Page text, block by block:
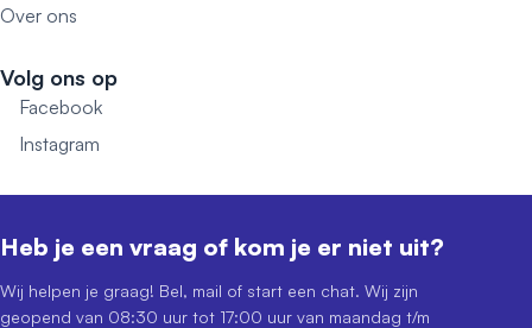
Over ons
Volg ons op
Facebook
Instagram
Heb je een vraag of kom je er niet uit?
Wij helpen je graag! Bel, mail of start een chat. Wij zijn
geopend van 08:30 uur tot 17:00 uur van maandag t/m